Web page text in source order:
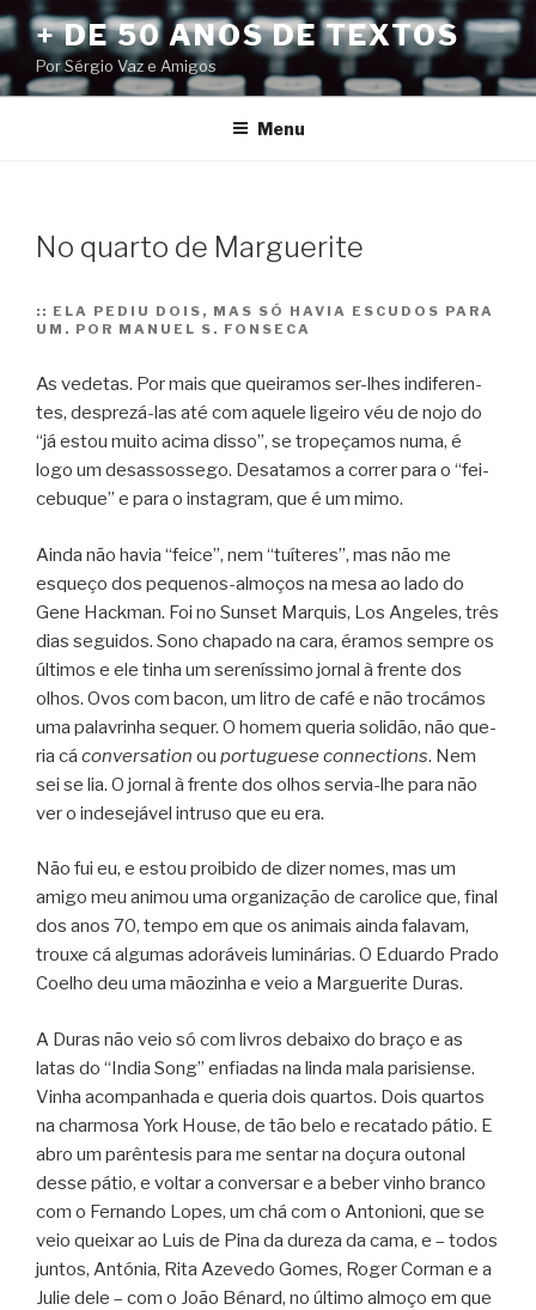
Pular
para
o
conteúdo
+ DE 50 ANOS DE TEXTOS
Por Sérgio Vaz e Amigos
Menu
No quarto de Marguerite
:: ELA PEDIU DOIS, MAS SÓ HAVIA ESCUDOS PARA
UM. POR MANUEL S. FONSECA
As vede­tas. Por mais que quei­ra­mos ser-lhes indi­fe­ren­
tes, desprezá-las até com aquele ligeiro véu de nojo do
“já estou muito acima disso”, se tro­pe­ça­mos numa, é
logo um desas­sos­sego. Desa­ta­mos a cor­rer para o “fei­
ce­bu­que” e para o ins­ta­gram, que é um mimo.
Ainda não havia “feice”, nem “tuí­te­res”, mas não me
esqueço dos pequenos-almoços na mesa ao lado do
Gene Hack­man. Foi no Sun­set Mar­quis, Los Ange­les, três
dias segui­dos. Sono cha­pado na cara, éra­mos sem­pre os
últi­mos e ele tinha um sere­nís­simo jor­nal à frente dos
olhos. Ovos com bacon, um litro de café e não tro­cá­mos
uma pala­vri­nha sequer. O homem que­ria soli­dão, não que­
ria cá con­ver­sa­tion ou por­tu­guese con­nec­ti­ons. Nem
sei se lia. O jor­nal à frente dos olhos servia-lhe para não
ver o inde­se­já­vel intruso que eu era.
Não fui eu, e estou proi­bido de dizer nomes, mas um
amigo meu ani­mou uma orga­ni­za­ção de caro­lice que, final
dos anos 70, tempo em que os ani­mais ainda fala­vam,
trouxe cá algu­mas ado­rá­veis lumi­ná­rias. O Edu­ardo Prado
Coe­lho deu uma mão­zi­nha e veio a Mar­gue­rite Duras.
A Duras não veio só com livros debaixo do braço e as
latas do “India Song” enfi­a­das na linda mala pari­si­ense.
Vinha acom­pa­nhada e que­ria dois quar­tos. Dois quar­tos
na char­mosa York House, de tão belo e reca­tado pátio. E
abro um parên­te­sis para me sen­tar na doçura outo­nal
desse pátio, e vol­tar a con­ver­sar e a beber vinho branco
com o Fer­nando Lopes, um chá com o Anto­ni­oni, que se
veio quei­xar ao Luis de Pina da dureza da cama, e – todos
jun­tos, Antó­nia, Rita Aze­vedo Gomes, Roger Cor­man e a
Julie dele – com o João Bénard, no último almoço em que